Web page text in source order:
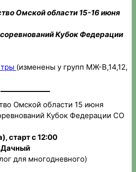
Омской области 15-16 июня
Кубок Федерации
(изменены у групп МЖ-В,14,12,
Омской области 15 июня
Кубок Федерации СО
старт с 12:00
Дачный
для многодневного)